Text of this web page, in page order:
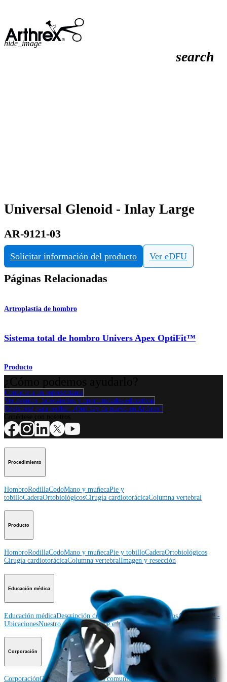
search
hide_image
Universal Glenoid - Inlay Large
AR-9121-03
Solicitar información del producto Ver eDFU
Páginas Relacionadas
Artroplastia de hombro
Sistema total de hombro Univers Apex OptiFit™
Producto
Contacte a un representante
Ver eventos, laboratorios y oportunidades educativas
Regístrese para recibir: ¿Qué hay de nuevo en Arthrex?
Procedimiento
HombroRodillaCodoMano y muñecaPie y
tobilloCaderaOrtobiológicosCirugía cardiotorácicaColumna vertebral
Producto
HombroRodillaCodoMano y muñecaPie y tobilloCaderaOrtobiológicos
Cirugía cardiotorácicaColumna vertebralImagen y resección
Educación médica
Educación médicaDescripción de cursosCalendario de cursosArthroLab™ -
UbicacionesNuestro departamento de educación médicaOrthoPedia
Corporación
CorporaciónQuiénes somos Eventos comunitariosDivulgación de la cadena